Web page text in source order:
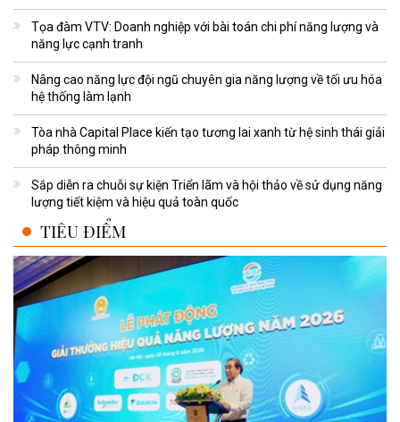
Tọa đàm VTV: Doanh nghiệp với bài toán chi phí năng lượng và
năng lực cạnh tranh
Nâng cao năng lực đội ngũ chuyên gia năng lượng về tối ưu hóa
hệ thống làm lạnh
Tòa nhà Capital Place kiến tạo tương lai xanh từ hệ sinh thái giải
pháp thông minh
Sắp diễn ra chuỗi sự kiện Triển lãm và hội thảo về sử dụng năng
lượng tiết kiệm và hiệu quả toàn quốc
TIÊU ĐIỂM